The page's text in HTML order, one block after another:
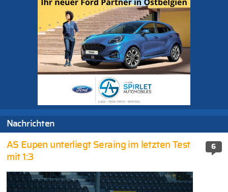
Nachrichten
6
AS Eupen unterliegt Seraing im letzten Test
mit 1:3